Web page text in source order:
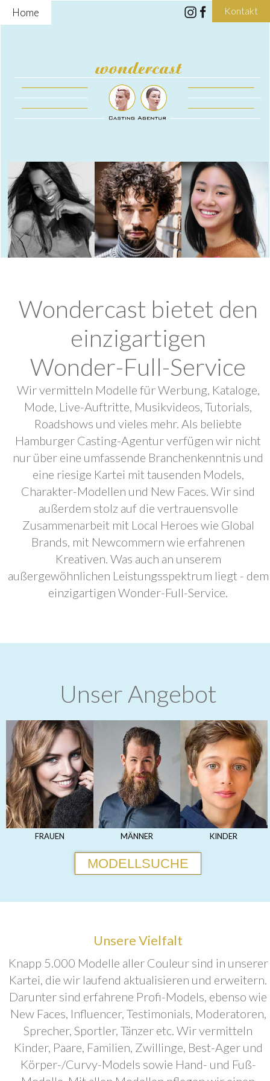
Home Kontakt
Wondercast bietet den
einzigartigen
Wonder-Full-Service
Wir vermitteln Modelle für Werbung, Kataloge,
Mode, Live-Auftritte, Musikvideos, Tutorials,
Roadshows und vieles mehr. Als beliebte
Hamburger Casting-Agentur verfügen wir nicht
nur über eine umfassende Branchenkenntnis und
eine riesige Kartei mit tausenden Models,
Charakter-Modellen und New Faces. Wir sind
außerdem stolz auf die vertrauensvolle
Zusammenarbeit mit Local Heroes wie Global
Brands, mit Newcommern wie erfahrenen
Kreativen. Was auch an unserem
außergewöhnlichen Leistungsspektrum liegt - dem
einzigartigen Wonder-Full-Service.
Unser Angebot
FRAUEN MÄNNER KINDER
MODELLSUCHE
Unsere Vielfalt
Knapp 5.000 Modelle aller Couleur sind in unserer
Kartei, die wir laufend aktualisieren und erweitern.
Darunter sind erfahrene Profi-Models, ebenso wie
New Faces, Influencer, Testimonials, Moderatoren,
Sprecher, Sportler, Tänzer etc. Wir vermitteln
Kinder, Paare, Familien, Zwillinge, Best-Ager und
Körper-/Curvy-Models sowie Hand- und Fuß-